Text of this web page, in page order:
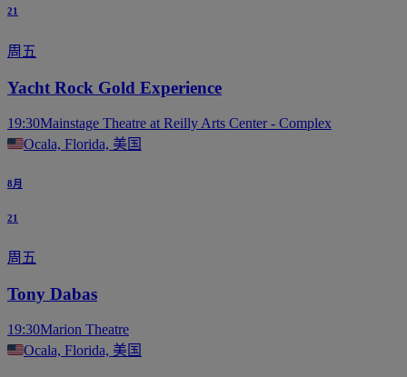
21
周五
Yacht Rock Gold Experience
19:30Mainstage Theatre at Reilly Arts Center - Complex
Ocala, Florida, 美国
8月
21
周五
Tony Dabas
19:30Marion Theatre
Ocala, Florida, 美国